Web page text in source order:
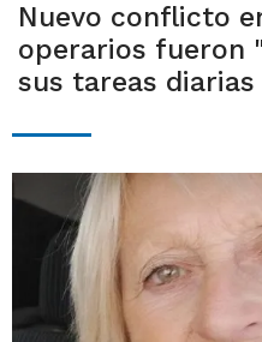
Nuevo conflicto
operarios fueron
sus tareas diarias